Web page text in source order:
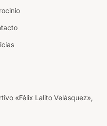
«Félix Lalito Velásquez»,